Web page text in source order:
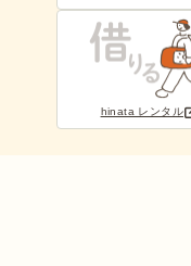
hinata レンタル